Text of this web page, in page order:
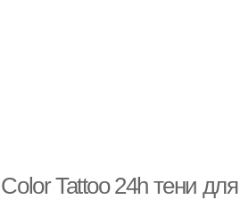
Tattoo 24h тени